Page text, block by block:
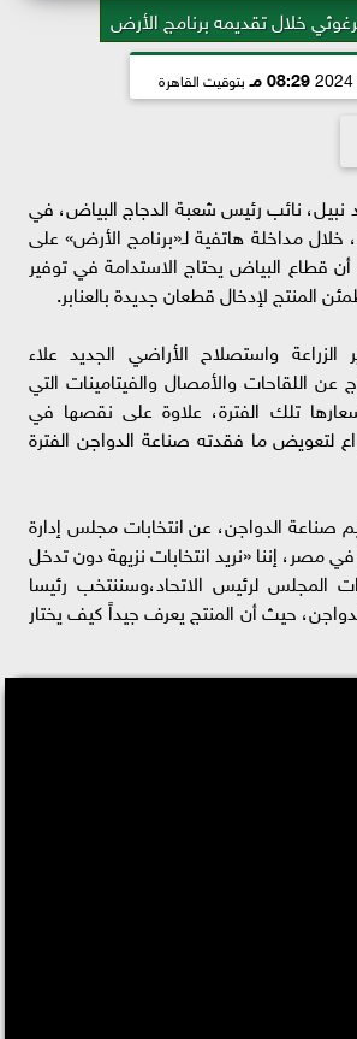
خلال تقديمه برنامج الأرض
08:29 مـ بتوقيت القاهرة
نائب رئيس شعبة الدجاج البياض، في
خلال مداخلة هاتفية لـ«برنامج الأرض» على
أن قطاع البياض يحتاج الاستدامة في توفير
المنتج لإدخال قطعان جديدة بالعنابر.
الزراعة واستصلاح الأراضي الجديد علاء
عن اللقاحات والأمصال والفيتامينات التي
تلك الفترة، علاوة على نقصها في
لتعويض ما فقدته صناعة الدواجن الفترة
صناعة الدواجن، عن انتخابات مجلس إدارة
مصر، إننا «نريد انتخابات نزيهة دون تدخل
المجلس لرئيس الاتحاد،وسننتخب رئيسا
حيث أن المنتج يعرف جيداً كيف يختار